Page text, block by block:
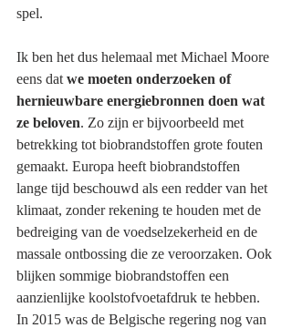
spel.
Ik ben het dus helemaal met Michael Moore
eens dat we moeten onderzoeken of
hernieuwbare energiebronnen doen wat
ze beloven. Zo zijn er bijvoorbeeld met
betrekking tot biobrandstoffen grote fouten
gemaakt. Europa heeft biobrandstoffen
lange tijd beschouwd als een redder van het
klimaat, zonder rekening te houden met de
bedreiging van de voedselzekerheid en de
massale ontbossing die ze veroorzaken. Ook
blijken sommige biobrandstoffen een
aanzienlijke koolstofvoetafdruk te hebben.
In 2015 was de Belgische regering nog van